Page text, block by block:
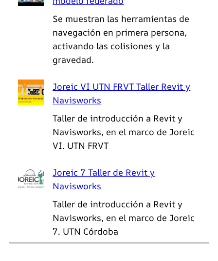
Se muestran las herramientas de
navegación en primera persona,
activando las colisiones y la
gravedad.
Joreic VI UTN FRVT Taller Revit y
Navisworks
Taller de introducción a Revit y
Navisworks, en el marco de Joreic
VI. UTN FRVT
Joreic 7 Taller de Revit y
Navisworks
Taller de introducción a Revit y
Navisworks, en el marco de Joreic
7. UTN Córdoba